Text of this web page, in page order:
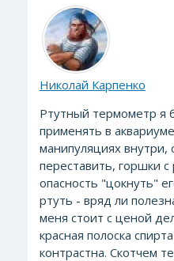
Николай Карпенко
Ртутный термометр я
применять в
манипуляциях
переставить, горшки с
опасность "цокнуть"
ртуть - вряд ли
меня стоит с ценой
красная полоска
контрастна. Скотчем